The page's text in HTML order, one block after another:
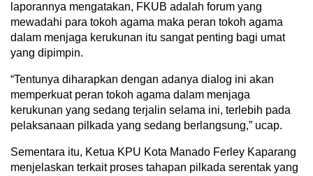
laporannya mengatakan, FKUB adalah forum yang
mewadahi para tokoh agama maka peran tokoh agama
dalam menjaga kerukunan itu sangat penting bagi umat
yang dipimpin.
“Tentunya diharapkan dengan adanya dialog ini akan
memperkuat peran tokoh agama dalam menjaga
kerukunan yang sedang terjalin selama ini, terlebih pada
pelaksanaan pilkada yang sedang berlangsung,” ucap.
Sementara itu, Ketua KPU Kota Manado Ferley Kaparang
menjelaskan terkait proses tahapan pilkada serentak yang